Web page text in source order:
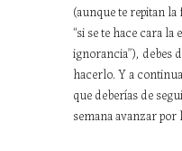
(aunque te repitan la
“si se te hace cara
ignorancia”), debes
hacerlo. Y a
que deberías de
semana avanzar por